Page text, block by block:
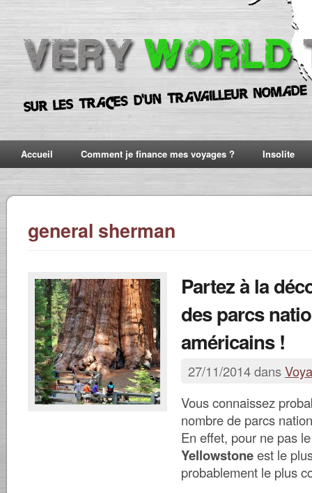
Accueil Comment je finance mes voyages ? Insolite
general sherman
Partez à la
des parcs
américains !
27/11/2014 dans
Vous connaissez
nombre de parcs
En effet, pour ne pas
Yellowstoneest le
probablement le plus